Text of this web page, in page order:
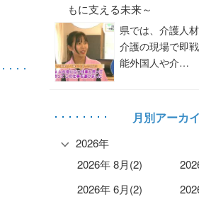
もに支える未来～
県では、介護人
介護の現場で即
能外国人や介…
月別アーカ
2026年
2026年 8月(2)
2026年 6月(2)